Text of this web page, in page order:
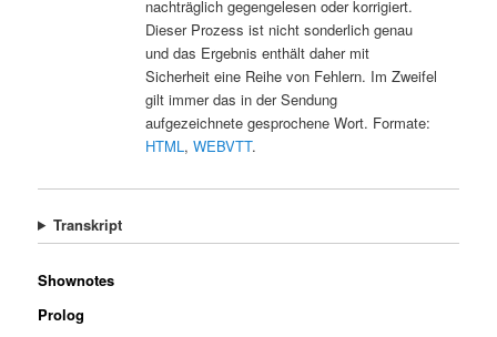
nachträglich gegengelesen oder korrigiert.
Dieser Prozess ist nicht sonderlich genau
und das Ergebnis enthält daher mit
Sicherheit eine Reihe von Fehlern. Im Zweifel
gilt immer das in der Sendung
aufgezeichnete gesprochene Wort. Formate:
HTML, WEBVTT.
Transkript
Shownotes
Prolog